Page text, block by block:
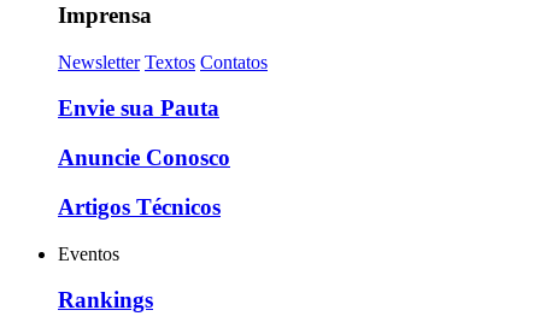
Imprensa
Newsletter Textos Contatos
Envie sua Pauta
Anuncie Conosco
Artigos Técnicos
Eventos
Rankings